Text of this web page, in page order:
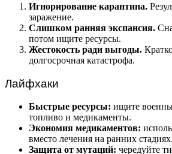
Игнорирование карантина.
заражение.
Слишком ранняя экспансия.
потом ищите ресурсы.
Жестокость ради выгоды.
долгосрочная катастрофа.
Лайфхаки
Быстрые ресурсы: ищите
топливо и медикаменты.
Экономия медикаментов:
вместо лечения на ранних стадиях.
Защита от мутаций: чередуйте